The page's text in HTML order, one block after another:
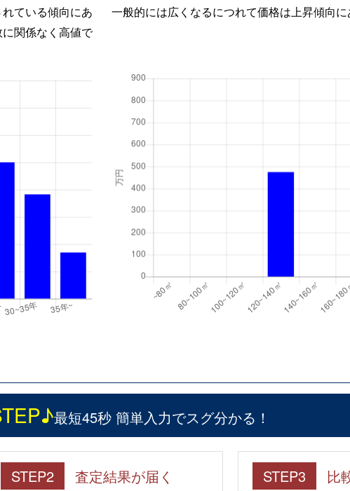
ている傾向にあ
関係なく高値で
一般的には広くなるにつれて価格は上昇傾向に
最短45秒 簡単入力でスグ分かる！
STEP2 査定結果が届く STEP3 比